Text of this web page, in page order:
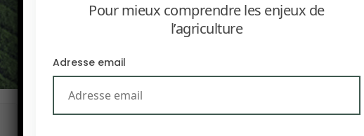
Pour mieux comprendre les enjeux de
l’agriculture
Adresse email